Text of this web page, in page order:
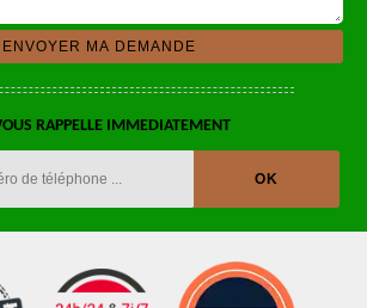
RAPPELLE IMMEDIATEMENT